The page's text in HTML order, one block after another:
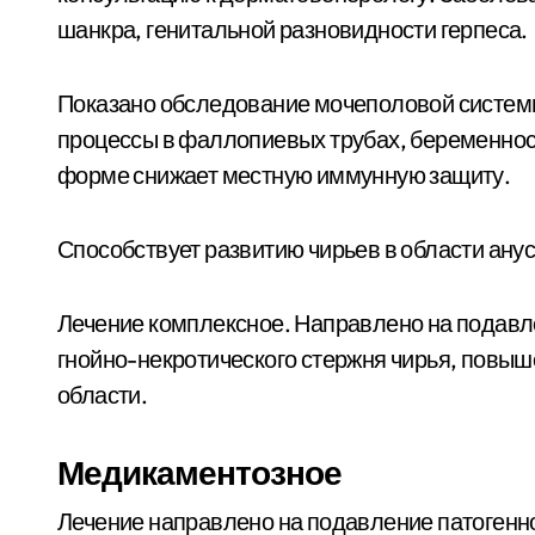
шанкра, генитальной разновидности герпеса.
Показано обследование мочеполовой
процессы в фаллопиевых трубах,
форме снижает местную иммунную защиту.
Способствует развитию чирьев в области
Лечение комплексное. Направлено на
гнойно-некротического стержня чирья,
области.
Медикаментозное
Лечение направлено на подавление